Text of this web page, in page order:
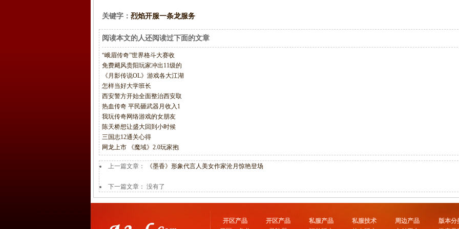
关键字： 烈焰开服一条龙服务
阅读本文的人还阅读过下面的文章
“峨眉传奇”世界格斗大赛收
免费飓风贵阳玩家冲出11级的
《月影传说OL》游戏各大江湖
怎样当好大学班长
西安警方开始全面整治西安取
热血传奇 平民砸武器月收入1
我玩传奇网络游戏的女朋友
陈天桥想让盛大回到小时候
三国志12通关心得
网龙上市 《魔域》2.0玩家抱
上一篇文章： 《墨香》形象代言人美女作家沧月惊艳登场
下一篇文章： 没有了
开区产品
开区产品
私服产品
私服技术
周边产品
版本分